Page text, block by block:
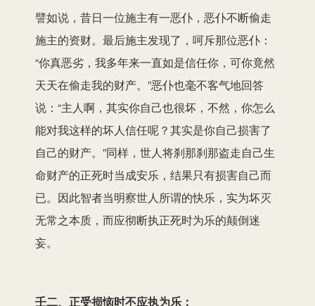
譬如说，昔日一位施主有一恶仆，恶仆不断偷走
施主的资财。最后施主发现了，呵斥那位恶仆：
“你真恶劣，我多年来一直如是信任你，可你竟然
天天在偷走我的财产。”恶仆也毫不客气地回答
说：“主人啊，其实你自己也很坏，不然，你怎么
能对我这样的坏人信任呢？其实是你自己损害了
自己的财产。”同样，世人将刹那刹那盗走自己生
命财产的正死时当成安乐，结果只有损害自己而
已。因此智者当明察世人所谓的快乐，实为坏灭
无常之本质，而应彻断执正死时为乐的颠倒迷
妄。
壬二、正受损恼时不应执为乐：